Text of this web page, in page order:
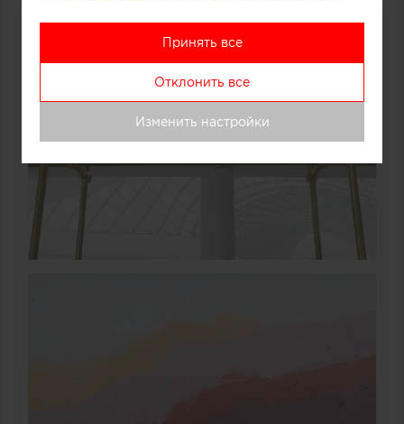
Принять все
Отклонить все
Изменить настройки